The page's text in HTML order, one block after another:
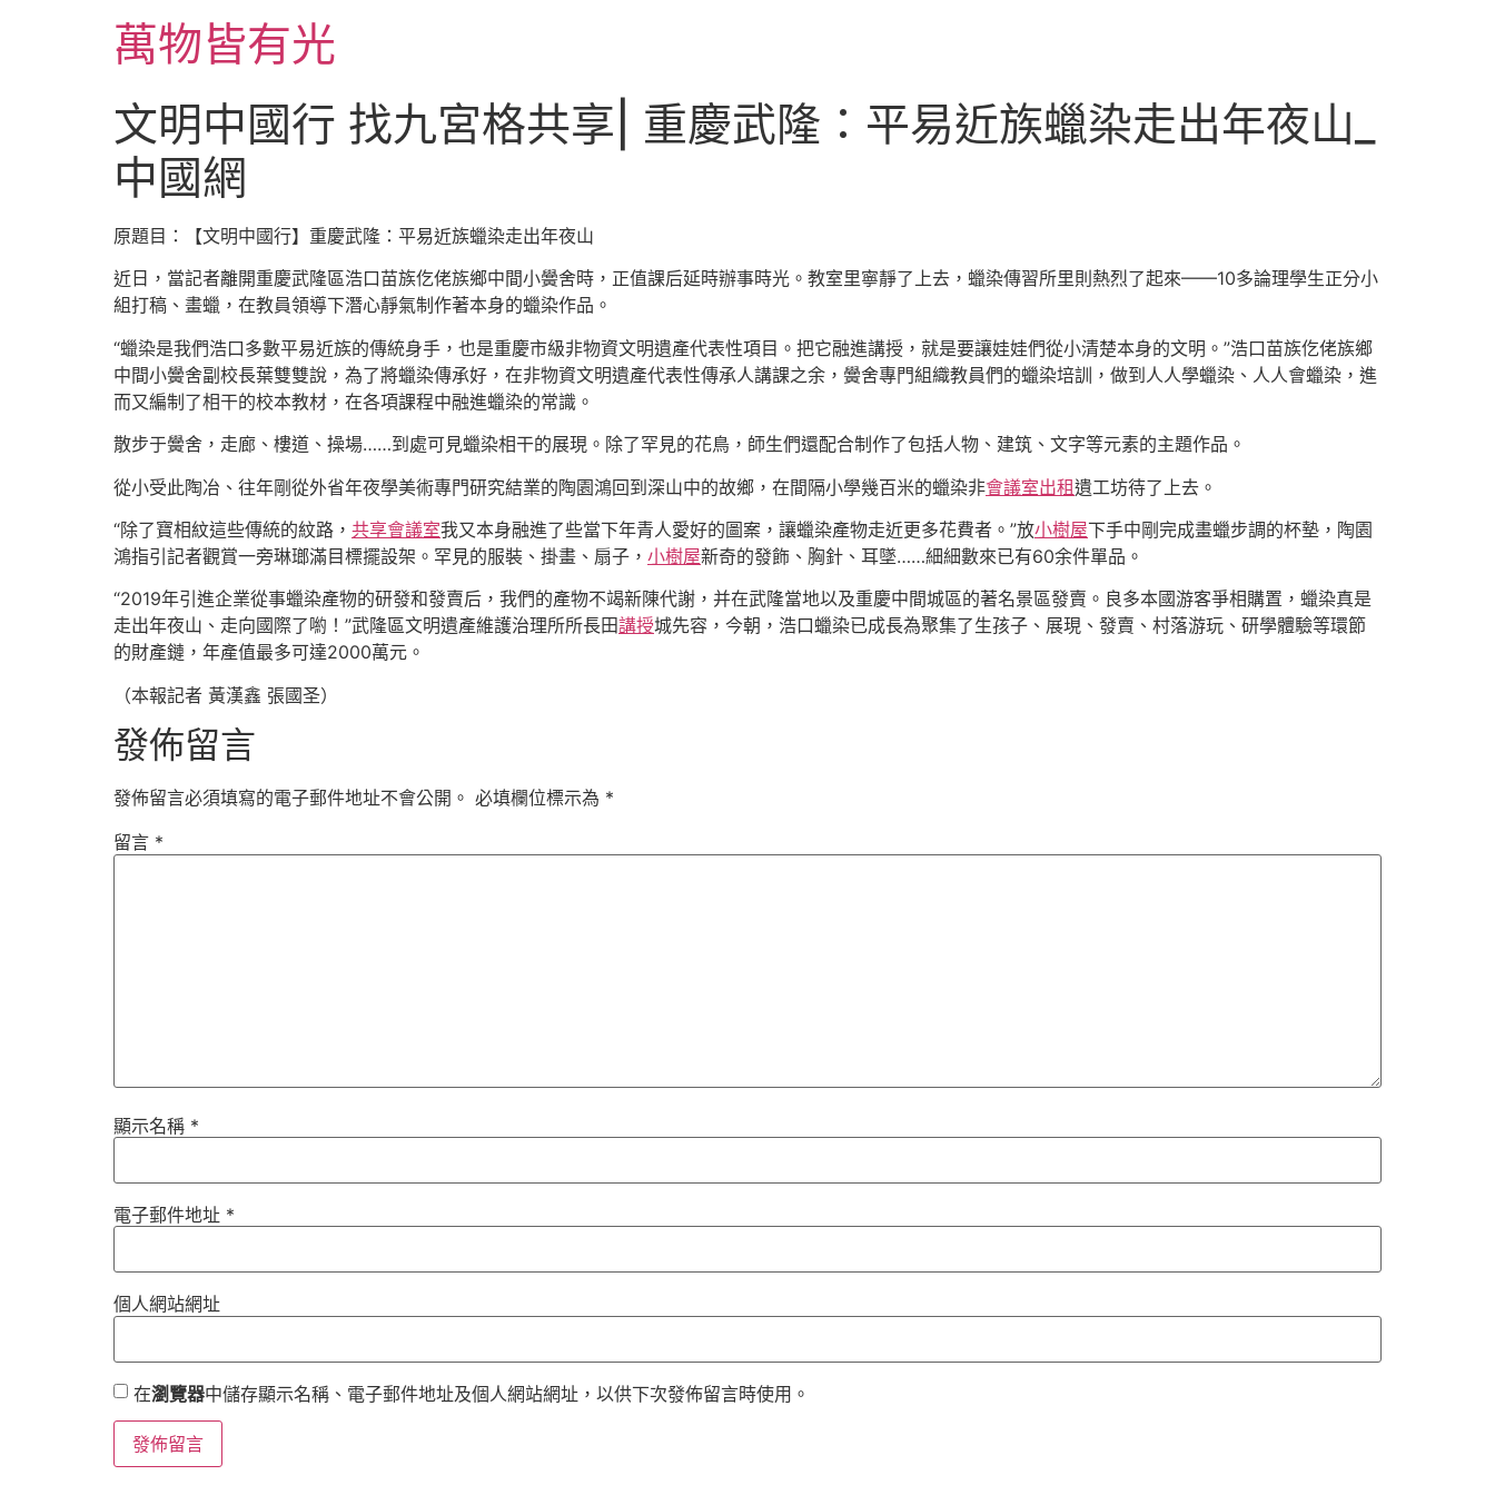
萬物皆有光
文明中國行 找九宮格共享| 重慶武隆：平易近族蠟染走出年夜山_
中國網
原題目：【文明中國行】重慶武隆：平易近族蠟染走出年夜山
近日，當記者離開重慶武隆區浩口苗族仡佬族鄉中間小黌舍時，正值課后延時辦事時光。教室里寧靜了上去，蠟染傳習所里則熱烈了起來——10多論理學生正分小
組打稿、畫蠟，在教員領導下潛心靜氣制作著本身的蠟染作品。
“蠟染是我們浩口多數平易近族的傳統身手，也是重慶市級非物資文明遺產代表性項目。把它融進講授，就是要讓娃娃們從小清楚本身的文明。”浩口苗族仡佬族鄉
中間小黌舍副校長葉雙雙說，為了將蠟染傳承好，在非物資文明遺產代表性傳承人講課之余，黌舍專門組織教員們的蠟染培訓，做到人人學蠟染、人人會蠟染，進
而又編制了相干的校本教材，在各項課程中融進蠟染的常識。
散步于黌舍，走廊、樓道、操場……到處可見蠟染相干的展現。除了罕見的花鳥，師生們還配合制作了包括人物、建筑、文字等元素的主題作品。
從小受此陶冶、往年剛從外省年夜學美術專門研究結業的陶園鴻回到深山中的故鄉，在間隔小學幾百米的蠟染非會議室出租遺工坊待了上去。
“除了寶相紋這些傳統的紋路， 共享會議室我又本身融進了些當下年青人愛好的圖案，讓蠟染產物走近更多花費者。”放小樹屋下手中剛完成畫蠟步調的杯墊，陶園
鴻指引記者觀賞一旁琳瑯滿目標擺設架。罕見的服裝、掛畫、扇子， 小樹屋新奇的發飾、胸針、耳墜……細細數來已有60余件單品。
“2019年引進企業從事蠟染產物的研發和發賣后，我們的產物不竭新陳代謝，并在武隆當地以及重慶中間城區的著名景區發賣。良多本國游客爭相購置，蠟染真是
走出年夜山、走向國際了喲！”武隆區文明遺產維護治理所所長田講授城先容，今朝，浩口蠟染已成長為聚集了生孩子、展現、發賣、村落游玩、研學體驗等環節
的財產鏈，年產值最多可達2000萬元。
（本報記者 黃漢鑫 張國圣）
發佈留言
發佈留言必須填寫的電子郵件地址不會公開。 必填欄位標示為 *
留言 *
顯示名稱 *
電子郵件地址 *
個人網站網址
在瀏覽器中儲存顯示名稱、電子郵件地址及個人網站網址，以供下次發佈留言時使用。